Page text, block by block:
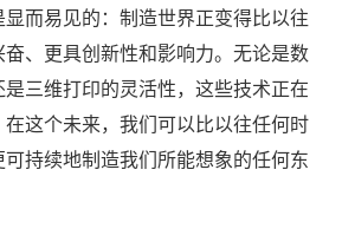
而易见的：制造世界正变得比以往
、更具创新性和影响力。无论是数
三维打印的灵活性，这些技术正在
这个未来，我们可以比以往任何时
持续地制造我们所能想象的任何东